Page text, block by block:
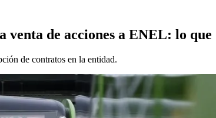
de acciones a ENEL: lo
de contratos en la entidad.